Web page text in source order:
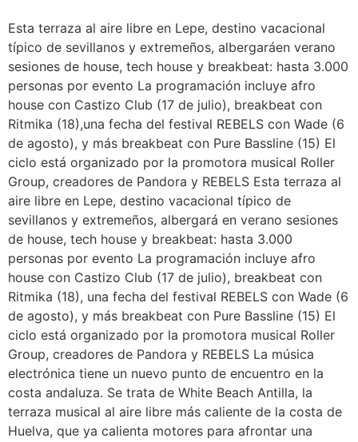
Esta terraza al aire libre en Lepe, destino vacacional
típico de sevillanos y extremeños, albergaráen verano
sesiones de house, tech house y breakbeat: hasta 3.000
personas por evento La programación incluye afro
house con Castizo Club (17 de julio), breakbeat con
Ritmika (18),una fecha del festival REBELS con Wade (6
de agosto), y más breakbeat con Pure Bassline (15) El
ciclo está organizado por la promotora musical Roller
Group, creadores de Pandora y REBELS Esta terraza al
aire libre en Lepe, destino vacacional típico de
sevillanos y extremeños, albergará en verano sesiones
de house, tech house y breakbeat: hasta 3.000
personas por evento La programación incluye afro
house con Castizo Club (17 de julio), breakbeat con
Ritmika (18), una fecha del festival REBELS con Wade (6
de agosto), y más breakbeat con Pure Bassline (15) El
ciclo está organizado por la promotora musical Roller
Group, creadores de Pandora y REBELS La música
electrónica tiene un nuevo punto de encuentro en la
costa andaluza. Se trata de White Beach Antilla, la
terraza musical al aire libre más caliente de la costa de
Huelva, que ya calienta motores para afrontar una